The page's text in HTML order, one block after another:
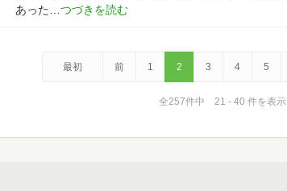
あった
最初 前 1 2 3 4 5
全257件中 21 - 40 件を表示